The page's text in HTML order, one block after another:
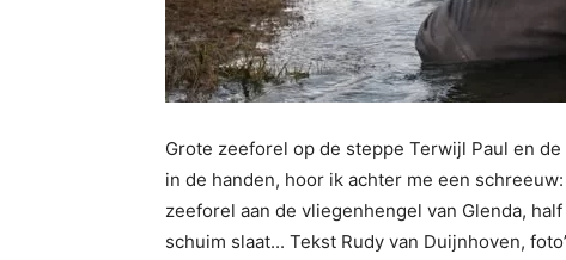
Grote zeeforel op de steppe Terwijl Paul en
in de handen, hoor ik achter me een
zeeforel aan de vliegenhengel van Glenda,
schuim slaat... Tekst Rudy van Duijnhoven,